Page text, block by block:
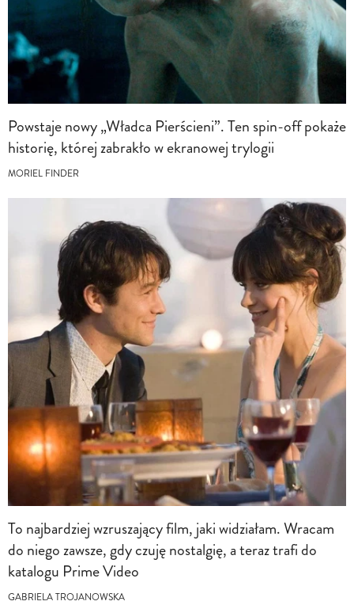
Powstaje nowy „Władca Pierścieni”. Ten spin-off pokaże
historię, której zabrakło w ekranowej trylogii
MORIEL FINDER
To najbardziej wzruszający film, jaki widziałam. Wracam
do niego zawsze, gdy czuję nostalgię, a teraz trafi do
katalogu Prime Video
GABRIELA TROJANOWSKA